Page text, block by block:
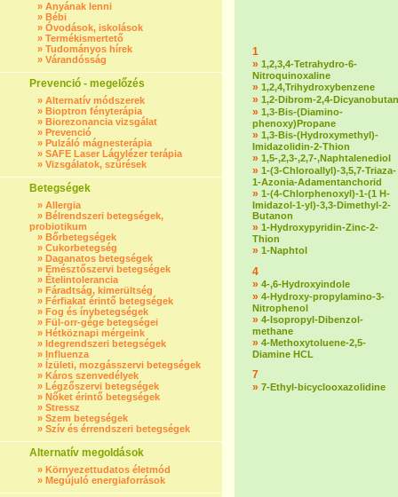
» Anyának lenni
» Bébi
» Óvodások, iskolások
» Termékismertető
» Tudományos hírek
» Várandósság
Prevenció - megelőzés
» Alternatív módszerek
» Bioptron fényterápia
» Biorezonancia vizsgálat
» Prevenció
» Pulzáló mágnesterápia
» SAFE Laser Lágylézer terápia
» Vizsgálatok, szűrések
Betegségek
» Allergia
» Bélrendszeri betegségek,
probiotikum
» Bőrbetegségek
» Cukorbetegség
» Daganatos betegségek
» Emésztőszervi betegségek
» Ételintolerancia
» Fáradtság, kimerültség
» Férfiakat érintő betegségek
» Fog és ínybetegségek
» Fül-orr-gége betegségei
» Hétköznapi mérgeink
» Idegrendszeri betegségek
» Influenza
» Ízületi, mozgásszervi betegségek
» Káros szenvedélyek
» Légzőszervi betegségek
» Nőket érintő betegségek
» Stressz
» Szem betegségek
» Szív és érrendszeri betegségek
Alternatív megoldások
» Környezettudatos életmód
» Megújuló energiaforrások
1
» 1,2,3,4-Tetrahydro-6-
Nitroquinoxaline
» 1,2,4,Trihydroxybenzene
» 1,2-Dibrom-2,4-Dicyanobutan
» 1,3-Bis-(Diamino-
phenoxy)Propane
» 1,3-Bis-(Hydroxymethyl)-
Imidazolidin-2-Thion
» 1,5-,2,3-,2,7-,Naphtalenediol
» 1-(3-Chloroallyl)-3,5,7-Triaza-
1-Azonia-Adamentanchorid
» 1-(4-Chlorphenoxyl)-1-(1 H-
Imidazol-1-yl)-3,3-Dimethyl-2-
Butanon
» 1-Hydroxypyridin-Zinc-2-
Thion
» 1-Naphtol
4
» 4-,6-Hydroxyindole
» 4-Hydroxy-propylamino-3-
Nitrophenol
» 4-Isopropyl-Dibenzol-
methane
» 4-Methoxytoluene-2,5-
Diamine HCL
7
» 7-Ethyl-bicyclooxazolidine